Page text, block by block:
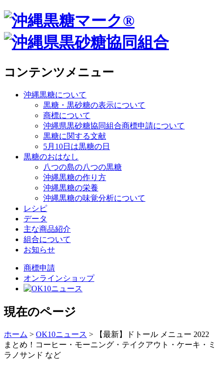
コンテンツメニュー
沖縄黒糖について
黒糖・黒砂糖の表示について
商標について
沖縄県黒砂糖協同組合商標申請について
黒糖に関する文献
5月10日は黒糖の日
黒糖のおはなし
八つの島の八つの黒糖
沖縄黒糖の作り方
沖縄黒糖の栄養
沖縄黒糖の味覚分析について
レシピ
データ
主な商品紹介
組合について
お知らせ
商標申請
オンラインショップ
現在のページ
ホーム > OK10ニュース >
【最新】ドトール メニュー 2022
まとめ！コーヒー・モーニング・テイクアウト・ケーキ・ミ
ラノサンド など